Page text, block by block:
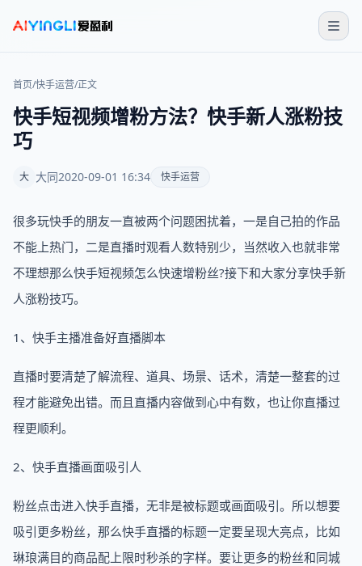
首页/快手运营/正文
快手短视频增粉方法？快手新人涨粉技
巧
大 大同2020-09-01 16:34 快手运营
很多玩快手的朋友一直被两个问题困扰着，一是自己拍的作品
不能上热门，二是直播时观看人数特别少，当然收入也就非常
不理想那么快手短视频怎么快速增粉丝?接下和大家分享快手新
人涨粉技巧。
1、快手主播准备好直播脚本
直播时要清楚了解流程、道具、场景、话术，清楚一整套的过
程才能避免出错。而且直播内容做到心中有数，也让你直播过
程更顺利。
2、快手直播画面吸引人
粉丝点击进入快手直播，无非是被标题或画面吸引。所以想要
吸引更多粉丝，那么快手直播的标题一定要呈现大亮点，比如
琳琅满目的商品配上限时秒杀的字样。要让更多的粉丝和同城